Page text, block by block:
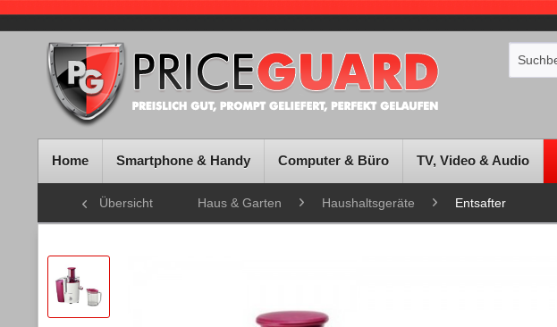
Home Smartphone & Handy Computer & Büro TV, Video & Audio
Übersicht Haus & Garten Haushaltsgeräte Entsafter